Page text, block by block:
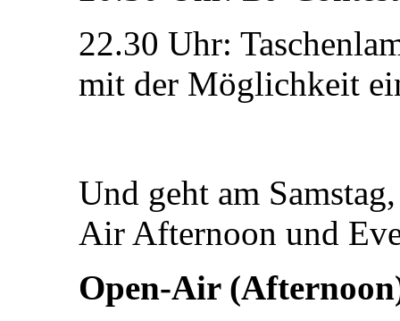
22.30 Uhr:
mit der Möglichkeit
Und geht am
Air Afternoon und
Open-Air